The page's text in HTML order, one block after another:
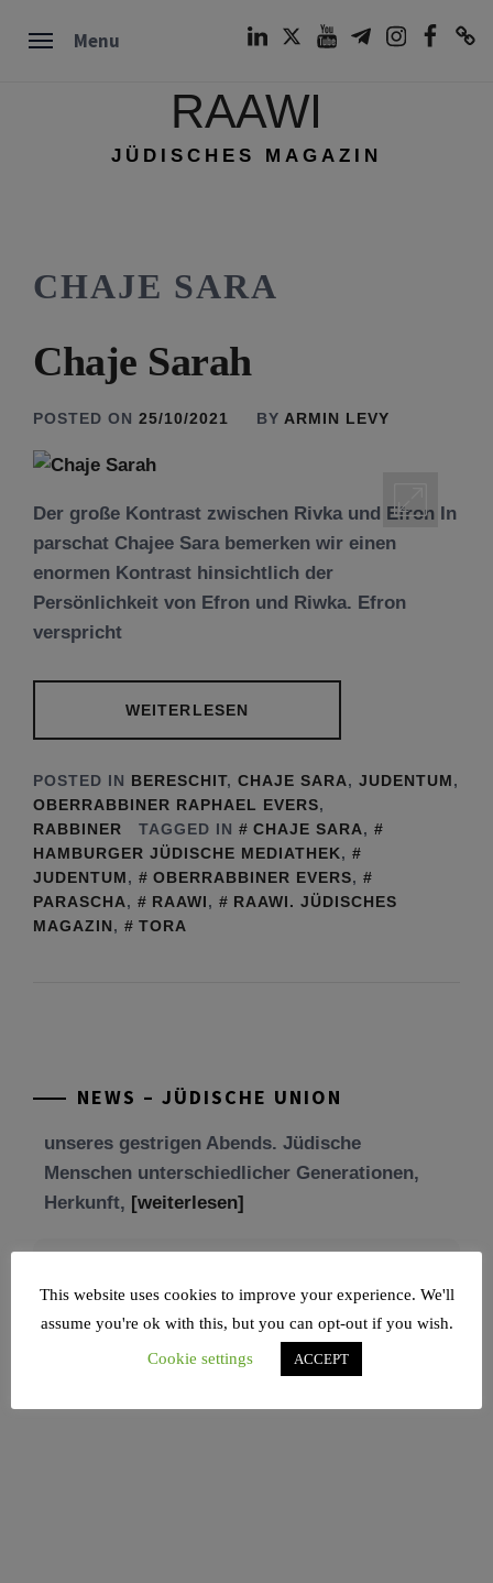
Menu
RAAWI
JÜDISCHES MAGAZIN
CHAJE SARA
Chaje Sarah
POSTED ON 25/10/2021 BY ARMIN LEVY
Der große Kontrast zwischen Rivka und Efron In
parschat Chajee Sara bemerken wir einen
enormen Kontrast hinsichtlich der
Persönlichkeit von Efron und Riwka. Efron
verspricht
WEITERLESEN
POSTED IN BERESCHIT, CHAJE SARA, JUDENTUM,
OBERRABBINER RAPHAEL EVERS,
RABBINER
TAGGED IN CHAJE SARA,
HAMBURGER JÜDISCHE MEDIATHEK,
JUDENTUM, OBERRABBINER EVERS,
PARASCHA, RAAWI,
RAAWI. JÜDISCHES
MAGAZIN, TORA
NEWS – JÜDISCHE UNION
Menschen unterschiedlicher Generationen,
Tisch’a beAw 5786
[weiterlesen]
This website uses cookies to improve your experience. We'll
assume you're ok with this, but you can opt-out if you wish.
Cookie settings
ACCEPT